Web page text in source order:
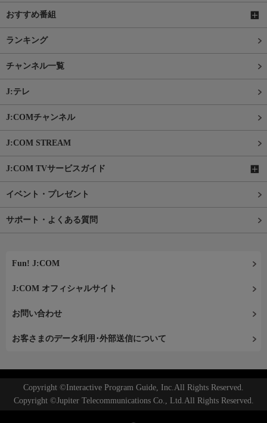
おすすめ番組
ランキング
チャンネル一覧
J:テレ
J:COMチャンネル
J:COM STREAM
J:COM TVサービスガイド
イベント・プレゼント
サポート・よくある質問
Fun! J:COM
J:COM オフィシャルサイト
お問い合わせ
お客さまのデータ利用･外部送信について
Copyright ©Interactive Program Guide, Inc.All Rights Reserved.
Copyright ©Jupiter Telecommunications Co., Ltd.All Rights Reserved.